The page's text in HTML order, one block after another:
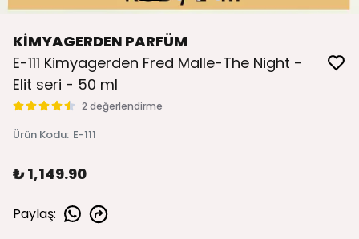
KİMYAGERDEN PARFÜM
E-111 Kimyagerden Fred Malle-The Night -
Elit seri - 50 ml
2 değerlendirme
Ürün Kodu: E-111
₺ 1,149.90
Paylaş: